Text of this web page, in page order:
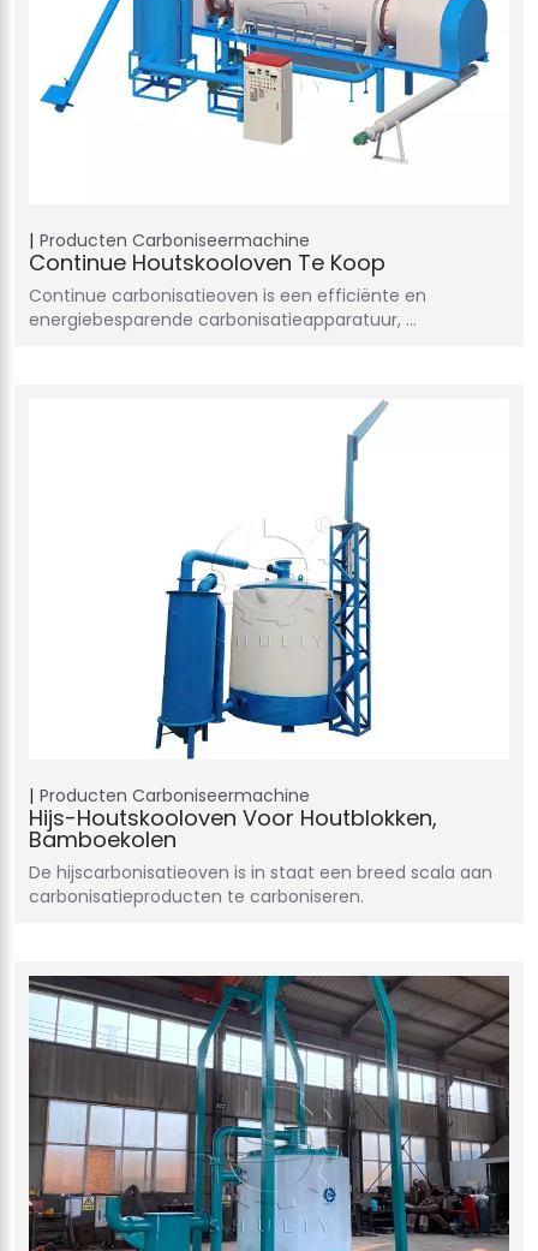
Producten Carboniseermachine
Continue Houtskooloven Te Koop
Continue carbonisatieoven is een efficiënte en
energiebesparende carbonisatieapparatuur, ...
Producten Carboniseermachine
Hijs-Houtskooloven Voor Houtblokken,
Bamboekolen
De hijscarbonisatieoven is in staat een breed scala aan
carbonisatieproducten te carboniseren.